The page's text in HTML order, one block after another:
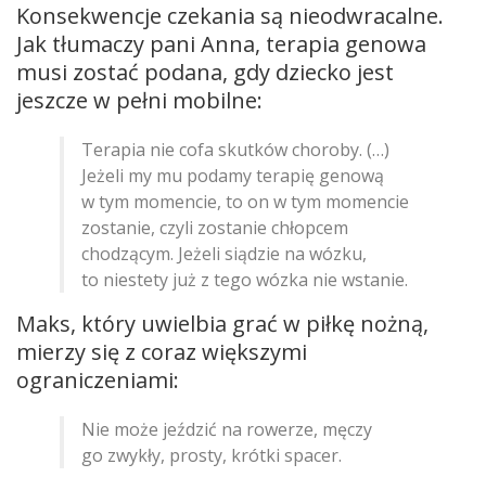
Konsekwencje czekania są nieodwracalne.
Jak tłumaczy pani Anna, terapia genowa
musi zostać podana, gdy dziecko jest
jeszcze w pełni mobilne:
Terapia nie cofa skutków choroby. (…)
Jeżeli my mu podamy terapię genową
w tym momencie, to on w tym momencie
zostanie, czyli zostanie chłopcem
chodzącym. Jeżeli siądzie na wózku,
to niestety już z tego wózka nie wstanie.
Maks, który uwielbia grać w piłkę nożną,
mierzy się z coraz większymi
ograniczeniami:
Nie może jeździć na rowerze, męczy
go zwykły, prosty, krótki spacer.